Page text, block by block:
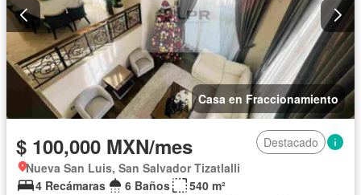
Casa en Fraccionamiento
$ 100,000 MXN/mes
Destacado
Nueva San Luis, San Salvador Tizatlalli
4 Recámaras
6 Baños
540 m²